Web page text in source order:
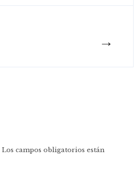
→
Los campos obligatorios están